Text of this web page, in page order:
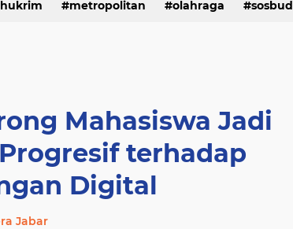
hukrim metropolitan olahraga sosbud
Mahasiswa Jadi
terhadap
Digital
Jabar